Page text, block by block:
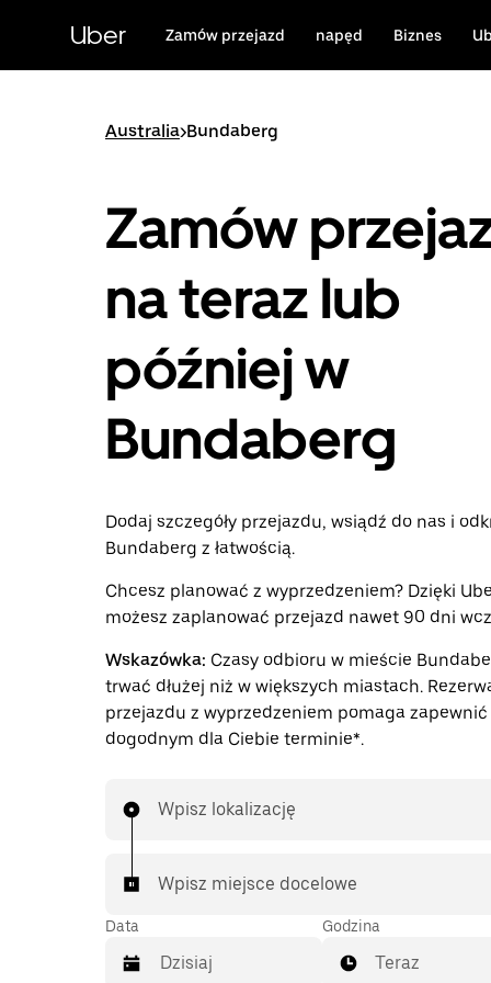
zawartości
Uber Zamów przejazd napęd Biznes
Australia>Bundaberg
Zamów
na teraz lub
później w
Bundaberg
Dodaj szczegóły przejazdu, wsiądź do nas i
Bundaberg z łatwością.
Chcesz planować z wyprzedzeniem? Dzięki
możesz zaplanować przejazd nawet 90 dni
Wskazówka: Czasy odbioru w mieście
trwać dłużej niż w większych miastach.
przejazdu z wyprzedzeniem pomaga
dogodnym dla Ciebie terminie*.
Wpisz lokalizację
Wpisz miejsce docelowe
Data Godzina
Teraz